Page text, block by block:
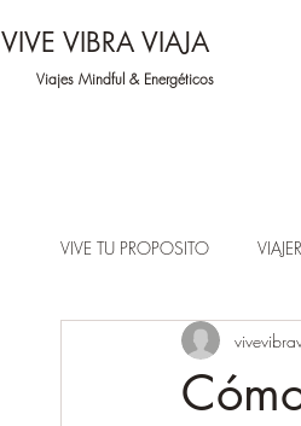
VIVE VIBRA VIAJA
Viajes Mindful & Energéticos
VIVE TU PROPOSITO